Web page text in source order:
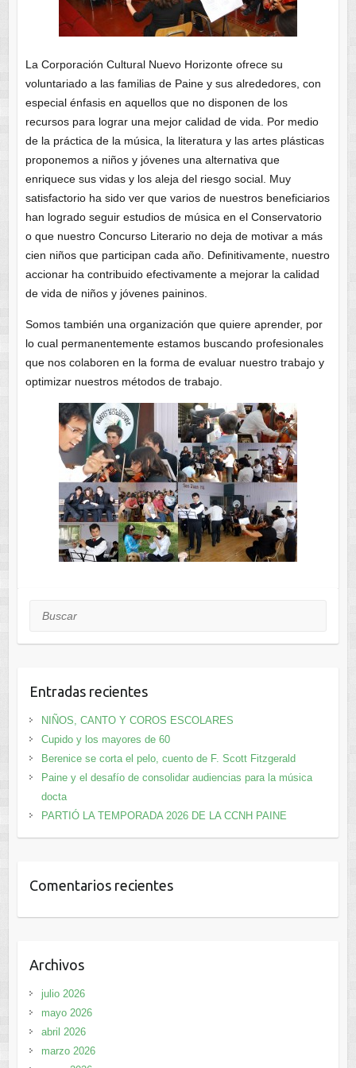
La Corporación Cultural Nuevo Horizonte ofrece su
voluntariado a las familias de Paine y sus alrededores, con
especial énfasis en aquellos que no disponen de los
recursos para lograr una mejor calidad de vida. Por medio
de la práctica de la música, la literatura y las artes plásticas
proponemos a niños y jóvenes una alternativa que
enriquece sus vidas y los aleja del riesgo social. Muy
satisfactorio ha sido ver que varios de nuestros beneficiarios
han logrado seguir estudios de música en el Conservatorio
o que nuestro Concurso Literario no deja de motivar a más
cien niños que participan cada año. Definitivamente, nuestro
accionar ha contribuido efectivamente a mejorar la calidad
de vida de niños y jóvenes paininos.
Somos también una organización que quiere aprender, por
lo cual permanentemente estamos buscando profesionales
que nos colaboren en la forma de evaluar nuestro trabajo y
optimizar nuestros métodos de trabajo.
Buscar
Entradas recientes
NIÑOS, CANTO Y COROS ESCOLARES
Cupido y los mayores de 60
Berenice se corta el pelo, cuento de F. Scott Fitzgerald
Paine y el desafío de consolidar audiencias para la música
docta
PARTIÓ LA TEMPORADA 2026 DE LA CCNH PAINE
Comentarios recientes
Archivos
julio 2026
mayo 2026
abril 2026
marzo 2026